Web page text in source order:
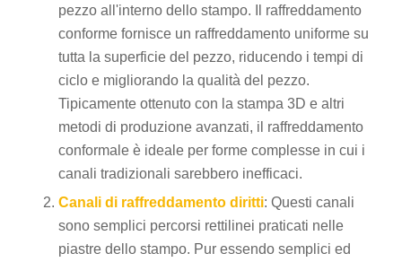
pezzo all'interno dello stampo. Il raffreddamento
conforme fornisce un raffreddamento uniforme su
tutta la superficie del pezzo, riducendo i tempi di
ciclo e migliorando la qualità del pezzo.
Tipicamente ottenuto con la stampa 3D e altri
metodi di produzione avanzati, il raffreddamento
conformale è ideale per forme complesse in cui i
canali tradizionali sarebbero inefficaci.
Canali di raffreddamento diritti: Questi canali
sono semplici percorsi rettilinei praticati nelle
piastre dello stampo. Pur essendo semplici ed